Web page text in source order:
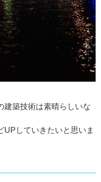
建築技術は素晴らしいな
UPしていきたいと思いま